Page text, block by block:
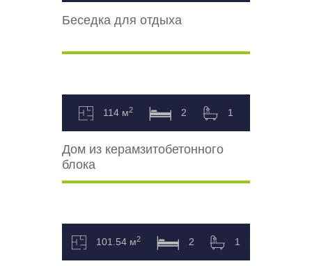
Беседка для отдыха
114 м2 2 1
Дом из керамзитобетонного
блока
101.54 м2 2 1